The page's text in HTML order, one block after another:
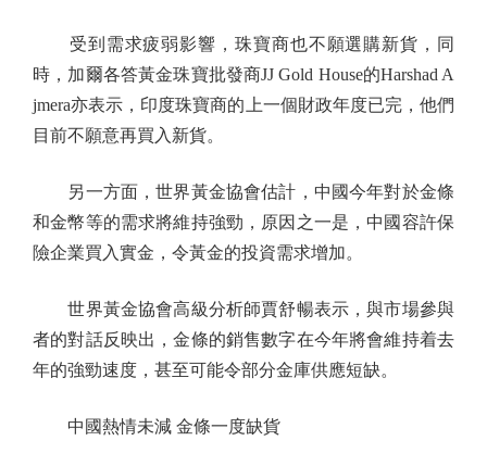
受到需求疲弱影響，珠寶商也不願選購新貨，同
時，加爾各答黃金珠寶批發商JJ Gold House的Harshad A
jmera亦表示，印度珠寶商的上一個財政年度已完，他們
目前不願意再買入新貨。
另一方面，世界黃金協會估計，中國今年對於金條
和金幣等的需求將維持強勁，原因之一是，中國容許保
險企業買入實金，令黃金的投資需求增加。
世界黃金協會高級分析師賈舒暢表示，與市場參與
者的對話反映出，金條的銷售數字在今年將會維持着去
年的強勁速度，甚至可能令部分金庫供應短缺。
中國熱情未減 金條一度缺貨